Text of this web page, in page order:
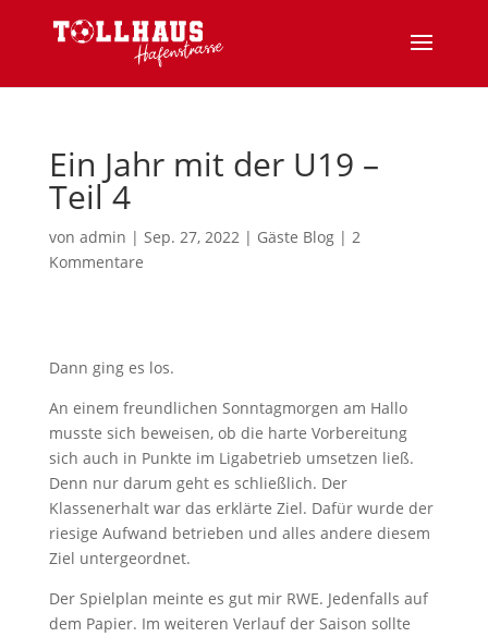
Ein Jahr mit der U19 –
Teil 4
von admin | Sep. 27, 2022| Gäste Blog| 2
Kommentare
Dann ging es los.
An einem freundlichen Sonntagmorgen am Hallo
musste sich beweisen, ob die harte Vorbereitung
sich auch in Punkte im Ligabetrieb umsetzen ließ.
Denn nur darum geht es schließlich. Der
Klassenerhalt war das erklärte Ziel. Dafür wurde der
riesige Aufwand betrieben und alles andere diesem
Ziel untergeordnet.
Der Spielplan meinte es gut mir RWE. Jedenfalls auf
dem Papier. Im weiteren Verlauf der Saison sollte